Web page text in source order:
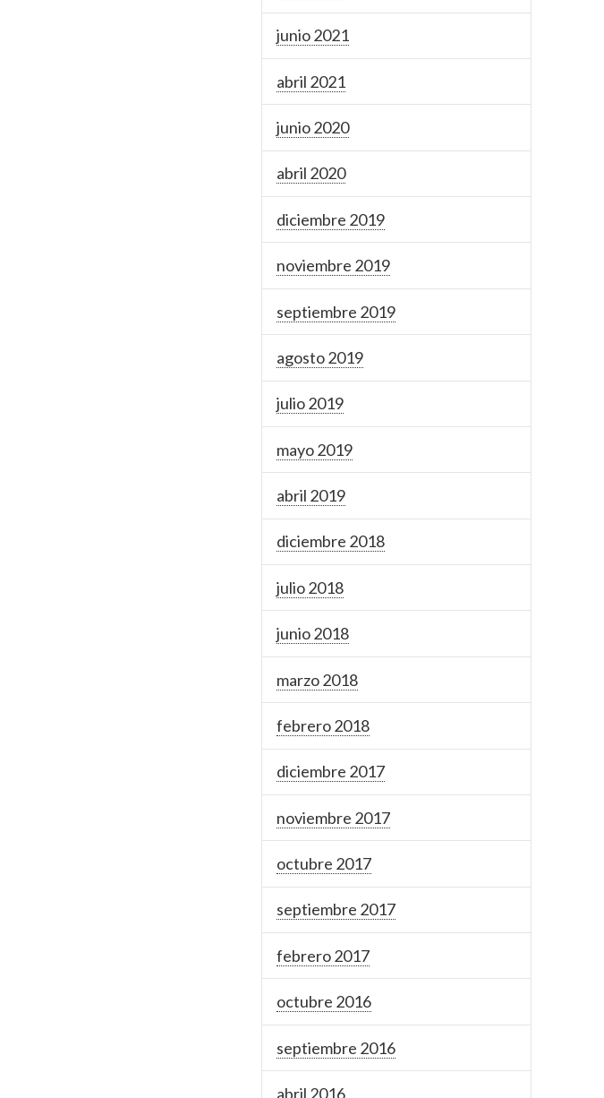
junio 2021
abril 2021
junio 2020
abril 2020
diciembre 2019
noviembre 2019
septiembre 2019
agosto 2019
julio 2019
mayo 2019
abril 2019
diciembre 2018
julio 2018
junio 2018
marzo 2018
febrero 2018
diciembre 2017
noviembre 2017
octubre 2017
septiembre 2017
febrero 2017
octubre 2016
septiembre 2016
abril 2016